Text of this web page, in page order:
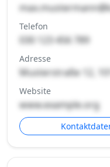
Telefon
030 123 456 789
Adresse
Musterstraße 12,
Website
www.example.org